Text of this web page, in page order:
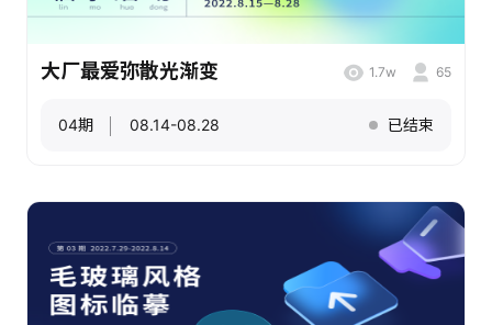
大厂最爱弥散光渐变 1.7w 65
04期 08.14-08.28 已结束